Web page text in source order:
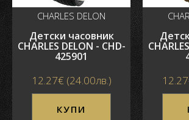
CHARLES DELON
Детски часовник
CHARLES DELON - CHD-
425901
12.27€ (24.00лв.)
КУПИ